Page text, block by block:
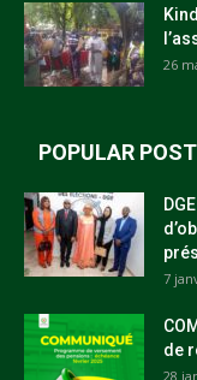
26
POPULAR
7
de
28